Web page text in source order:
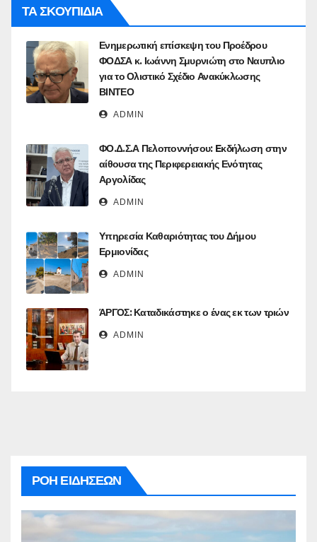
ΤΑ ΣΚΟΥΠΙΔΙΑ
Ενημερωτική επίσκεψη του Προέδρου
ΦΟΔΣΑ κ. Ιωάννη Σμυρνιώτη στο Ναυπλιο
για το Ολιστικό Σχέδιο Ανακύκλωσης
ΒΙΝΤΕΟ
ADMIN
ΦΟ.Δ.Σ.Α Πελοποννήσου: Eκδήλωση στην
αίθουσα της Περιφερειακής Ενότητας
Αργολίδας
ADMIN
Υπηρεσία Καθαριότητας του Δήμου
Ερμιονίδας
ADMIN
ΆΡΓΟΣ: Καταδικάστηκε ο ένας εκ των τριών
ADMIN
ΡΟΗ ΕΙΔΗΣΕΩΝ